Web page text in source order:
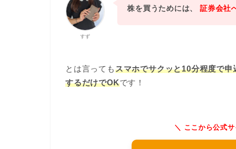
すず
株を買うためには、 証券会社
とは言ってもスマホでサクッと10分程度で
するだけでOKです！
＼ ここから公式